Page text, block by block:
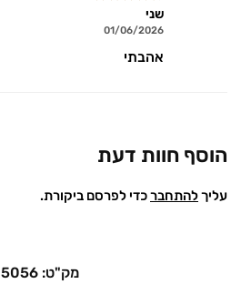
שני
01/06/2026
אהבתי
הוסף חוות דעת
עליךלהתחברכדי לפרסם ביקורת.
מק"ט:5056